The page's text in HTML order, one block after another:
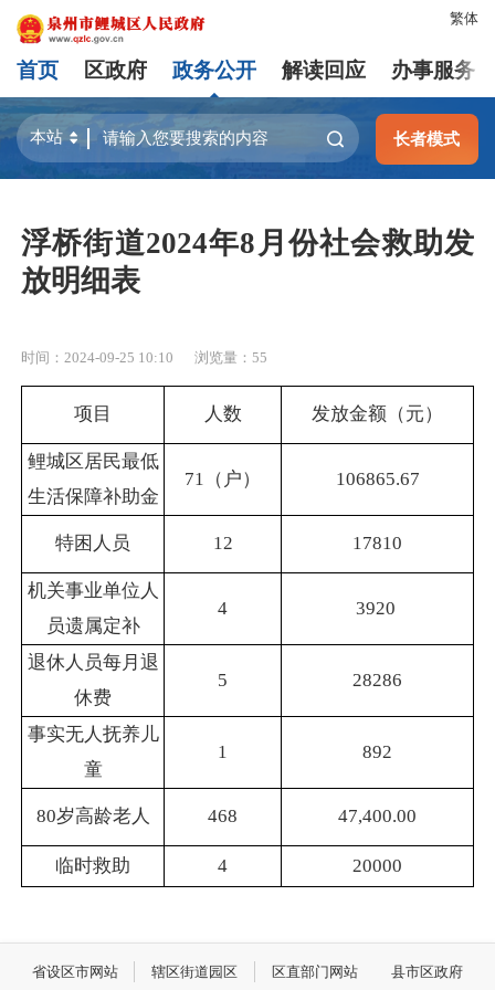
繁体
首页 区政府 政务公开 解读回应 办事服务
长者模式
浮桥街道2024年8月份社会救助发
放明细表
时间：2024-09-25 10:10 浏览量： 55
项目 人数 发放金额（元）
鲤城区居民最低
生活保障补助金
71（户） 106865.67
特困人员 12 17810
机关事业单位人
员遗属定补
4 3920
退休人员每月退
休费
5 28286
事实无人抚养儿
童
1 892
80岁高龄老人 468 47,400.00
临时救助 4 20000
省设区市网站 辖区街道园区 区直部门网站 县市区政府